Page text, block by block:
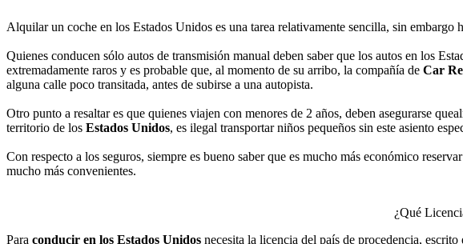
Alquilar un coche en los Estados Unidos es una tarea relativamente sencilla, sin
Quienes conducen sólo autos de transmisión manual deben saber que los autos en los
extremadamente raros y es probable que, al momento de su arribo, la compañía de Car
alguna calle poco transitada, antes de subirse a una autopista.
Otro punto a resaltar es que quienes viajen con menores de 2 años, deben asegurarse
territorio de los Estados Unidos, es ilegal transportar niños pequeños sin este asiento
Con respecto a los seguros, siempre es bueno saber que es mucho más económico
mucho más convenientes.
¿Qué
Para conducir en los Estados Unidos necesita la licencia del país de procedencia,